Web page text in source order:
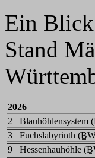
Ein Blick
Stand
2026
2 Blauhöhlensystem (
3 Fuchslabyrinth (
9 Hessenhauhöhle (